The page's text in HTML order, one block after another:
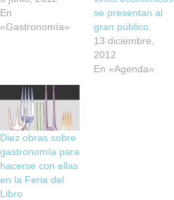
En
«Gastronomía»
se presentan al
gran público.
13 diciembre,
2012
En «Agenda»
Diez obras sobre
gastronomía para
hacerse con ellas
en la Feria del
Libro